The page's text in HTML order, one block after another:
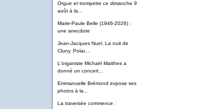
Orgue et trompette ce dimanche 9
août à la...
Marie-Paule Belle (1946-2026) :
une anecdote
Jean-Jacques Nuel, La nuit de
Cluny. Polar....
L'organiste Michaël Matthes a
donné un concert...
Emmanuelle Brémond expose ses
photos à la...
La traversée commence :